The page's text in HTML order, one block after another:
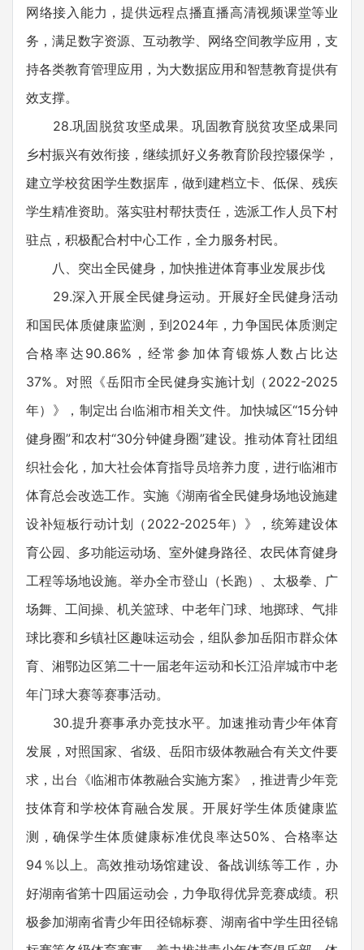
网络接入能力，提供远程点播直播高清视频课堂等业
务，满足数字资源、互动教学、网络空间教学应用，支
持各类教育管理应用，为大数据应用和智慧教育提供有
效支撑。
28.巩固脱贫攻坚成果。巩固教育脱贫攻坚成果同
乡村振兴有效衔接，继续抓好义务教育阶段控辍保学，
建立学校贫困学生数据库，做到建档立卡、低保、残疾
学生精准资助。落实驻村帮扶责任，选派工作人员下村
驻点，积极配合村中心工作，全力服务村民。
八、突出全民健身，加快推进体育事业发展步伐
29.深入开展全民健身运动。开展好全民健身活动
和国民体质健康监测，到2024年，力争国民体质测定
合格率达90.86%，经常参加体育锻炼人数占比达
37%。对照《岳阳市全民健身实施计划（2022-2025
年）》，制定出台临湘市相关文件。加快城区“15分钟
健身圈”和农村“30分钟健身圈”建设。推动体育社团组
织社会化，加大社会体育指导员培养力度，进行临湘市
体育总会改选工作。实施《湖南省全民健身场地设施建
设补短板行动计划（2022-2025年）》，统筹建设体
育公园、多功能运动场、室外健身路径、农民体育健身
工程等场地设施。举办全市登山（长跑）、太极拳、广
场舞、工间操、机关篮球、中老年门球、地掷球、气排
球比赛和乡镇社区趣味运动会，组队参加岳阳市群众体
育、湘鄂边区第二十一届老年运动和长江沿岸城市中老
年门球大赛等赛事活动。
30.提升赛事承办竞技水平。加速推动青少年体育
发展，对照国家、省级、岳阳市级体教融合有关文件要
求，出台《临湘市体教融合实施方案》，推进青少年竞
技体育和学校体育融合发展。开展好学生体质健康监
测，确保学生体质健康标准优良率达50%、合格率达
94％以上。高效推动场馆建设、备战训练等工作，办
好湖南省第十四届运动会，力争取得优异竞赛成绩。积
极参加湖南省青少年田径锦标赛、湖南省中学生田径锦